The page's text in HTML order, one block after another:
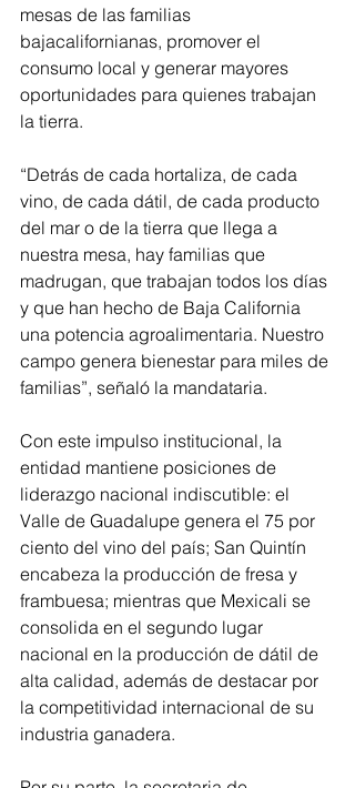
mesas de las familias
bajacalifornianas, promover el
consumo local y generar mayores
oportunidades para quienes trabajan
la tierra.
“Detrás de cada hortaliza, de cada
vino, de cada dátil, de cada producto
del mar o de la tierra que llega a
nuestra mesa, hay familias que
madrugan, que trabajan todos los días
y que han hecho de Baja California
una potencia agroalimentaria. Nuestro
campo genera bienestar para miles de
familias”, señaló la mandataria.
Con este impulso institucional, la
entidad mantiene posiciones de
liderazgo nacional indiscutible: el
Valle de Guadalupe genera el 75 por
ciento del vino del país; San Quintín
encabeza la producción de fresa y
frambuesa; mientras que Mexicali se
consolida en el segundo lugar
nacional en la producción de dátil de
alta calidad, además de destacar por
la competitividad internacional de su
industria ganadera.